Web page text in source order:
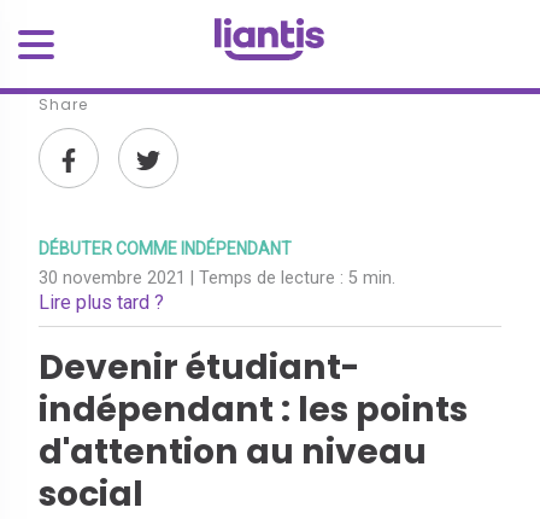
Share
DÉBUTER COMME INDÉPENDANT
30 novembre 2021 | Temps de lecture : 5 min.
Lire plus tard ?
Devenir étudiant-
indépendant : les points
d'attention au niveau
social